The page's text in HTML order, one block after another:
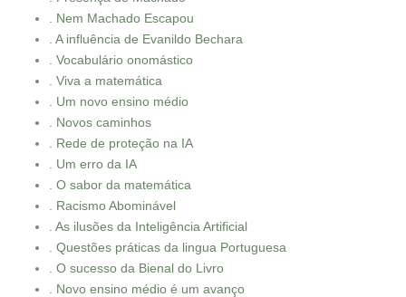
. Nem Machado Escapou
. A influência de Evanildo Bechara
. Vocabulário onomástico
. Viva a matemática
. Um novo ensino médio
. Novos caminhos
. Rede de proteção na IA
. Um erro da IA
. O sabor da matemática
. Racismo Abominável
. As ilusões da Inteligência Artificial
. Questões práticas da lingua Portuguesa
. O sucesso da Bienal do Livro
. Novo ensino médio é um avanço